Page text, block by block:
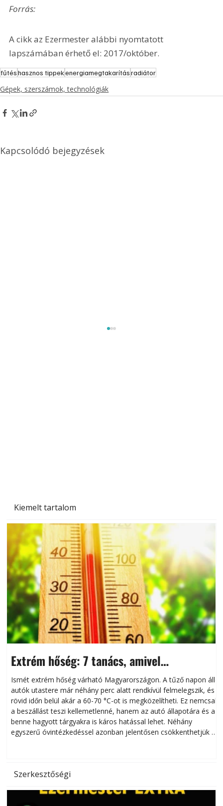
Kiemelt tartalom
Extrém hőség: 7 tanács, amivel
megóvhatjuk autónkat a nyári károktól
Ismét extrém hőség várható Magyarországon. A tűző napon álló
autók utastere már néhány perc alatt rendkívül felmelegszik, és
rövid időn belül akár a 60-70 °C-ot is megközelítheti. Ez nemcsak
a beszállást teszi kellemetlenné, hanem az autó állapotára és a
benne hagyott tárgyakra is káros hatással lehet. Néhány
egyszerű óvintézkedéssel azonban jelentősen csökkenthetjük a
Szerkesztőségi
Forrás:
A cikk az Ezermester alábbi nyomtatott
lapszámában érhető el: 2017/október.
fűtéshasznos tippekenergiamegtakarításradiátor
Gépek, szerszámok, technológiák
Kapcsolódó bejegyzések